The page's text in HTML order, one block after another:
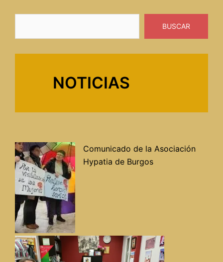
BUSCAR
NOTICIAS
Comunicado de la Asociación
Hypatia de Burgos